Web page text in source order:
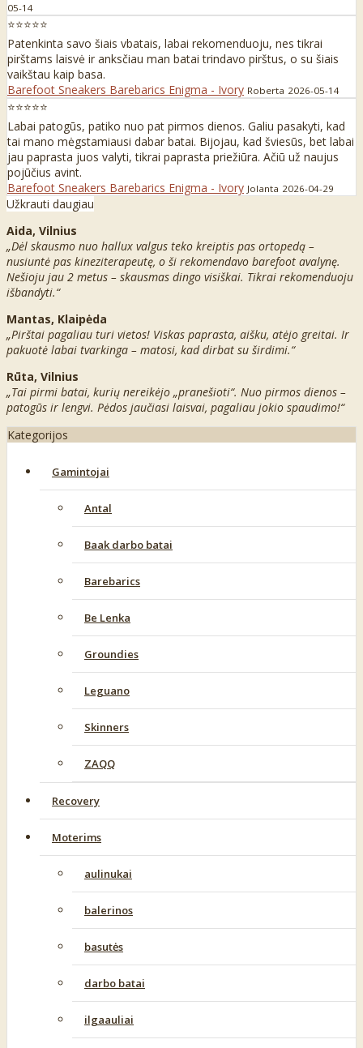
05-14
⭐⭐⭐⭐⭐
Patenkinta savo šiais vbatais, labai rekomenduoju, nes tikrai
pirštams laisvė ir anksčiau man batai trindavo pirštus, o su šiais
vaikštau kaip basa.
Barefoot Sneakers Barebarics Enigma - Ivory Roberta 2026-05-14
⭐⭐⭐⭐⭐
Labai patogūs, patiko nuo pat pirmos dienos. Galiu pasakyti, kad
tai mano mėgstamiausi dabar batai. Bijojau, kad šviesūs, bet labai
jau paprasta juos valyti, tikrai paprasta priežiūra. Ačiū už naujus
pojūčius avint.
Barefoot Sneakers Barebarics Enigma - Ivory Jolanta 2026-04-29
Užkrauti daugiau
Aida, Vilnius
„Dėl skausmo nuo hallux valgus teko kreiptis pas ortopedą –
nusiuntė pas kineziterapeutę, o ši rekomendavo barefoot avalynę.
Nešioju jau 2 metus – skausmas dingo visiškai. Tikrai rekomenduoju
išbandyti.“
Mantas, Klaipėda
„Pirštai pagaliau turi vietos! Viskas paprasta, aišku, atėjo greitai. Ir
pakuotė labai tvarkinga – matosi, kad dirbat su širdimi.“
Rūta, Vilnius
„Tai pirmi batai, kurių nereikėjo „pranešioti“. Nuo pirmos dienos –
patogūs ir lengvi. Pėdos jaučiasi laisvai, pagaliau jokio spaudimo!“
Kategorijos
Gamintojai
Antal
Baak darbo batai
Barebarics
Be Lenka
Groundies
Leguano
Skinners
ZAQQ
Recovery
Moterims
aulinukai
balerinos
basutės
darbo batai
ilgaauliai